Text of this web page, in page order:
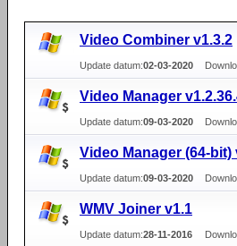
Video Combiner v1.3.2
Update datum:02-03-2020
Video Manager
Update datum:09-03-2020
Video Manager (64-bit)
Update datum:09-03-2020
WMV Joiner v1.1
Update datum:28-11-2016